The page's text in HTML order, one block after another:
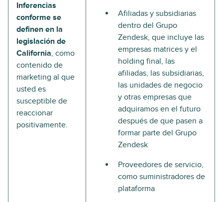
Inferencias
conforme se
definen en la
legislación de
California, como
contenido de
marketing al que
usted es
susceptible de
reaccionar
positivamente.
Afiliadas y subsidiarias
dentro del Grupo
Zendesk, que incluye las
empresas matrices y el
holding final, las
afiliadas, las subsidiarias,
las unidades de negocio
y otras empresas que
adquiramos en el futuro
después de que pasen a
formar parte del Grupo
Zendesk
Proveedores de servicio,
como suministradores de
plataforma